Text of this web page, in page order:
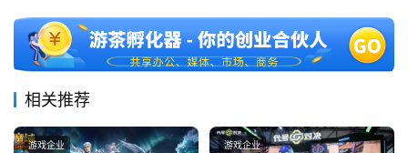
十
三
届
金
奖
相关推荐
游戏企业 游戏企业